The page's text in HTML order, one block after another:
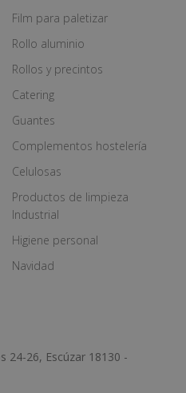
Film para paletizar
Rollo aluminio
Rollos y precintos
Catering
Guantes
Complementos hostelería
Celulosas
Productos de limpieza
Industrial
Higiene personal
Navidad
24-26, Escúzar 18130 -